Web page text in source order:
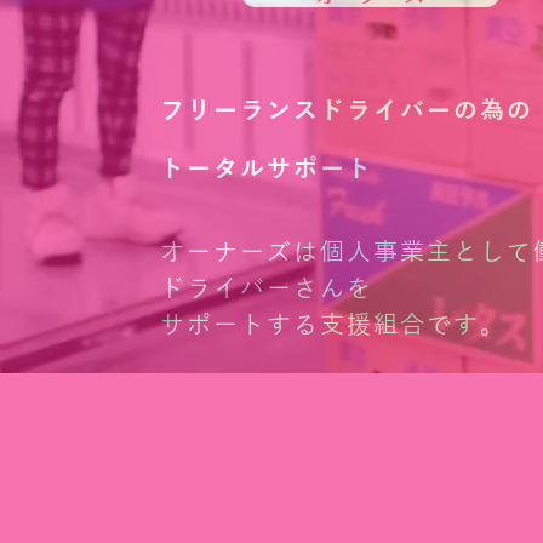
フリーランスドライバーの為の
トータルサポート
オーナーズは個人事業主として
ドライバーさんを
サポートする支援組合です。